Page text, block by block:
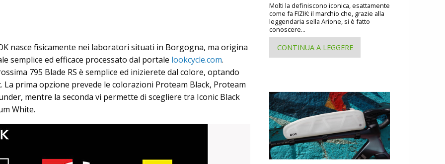
nasce fisicamente nei laboratori situati in Borgogna, ma origina
semplice ed efficace processato dal portale lookcycle.com.
795 Blade RS è semplice ed inizierete dal colore, optando
La prima opzione prevede le colorazioni Proteam Black, Proteam
mentre la seconda vi permette di scegliere tra Iconic Black
White.
Molti la definiscono iconica, esattamente
come fa FIZIK: il marchio che, grazie alla
leggendaria sella Arione, si è fatto
conoscere...
CONTINUA A LEGGERE